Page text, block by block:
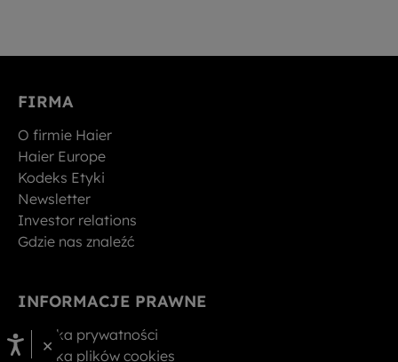
FIRMA
O firmie Haier
Haier Europe
Kodeks Etyki
Newsletter
Investor relations
Gdzie nas znaleźć
INFORMACJE PRAWNE
Polityka prywatności
Polityka plików cookies
×